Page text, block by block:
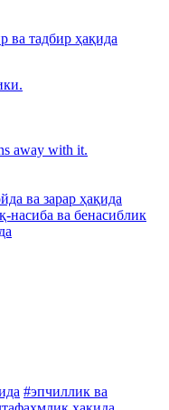
ва тадбир ҳақида
away with it.
ва зарар ҳақида
насиба ва бенасиблик
#эпчиллик ва